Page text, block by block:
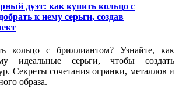
дуэт: как купить кольцо с
к нему серьги, создав
кольцо с бриллиантом? Узнайте, как
идеальные серьги, чтобы создать
Секреты сочетания огранки, металлов и
образа.